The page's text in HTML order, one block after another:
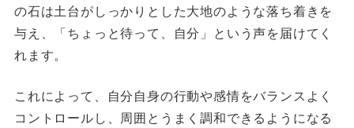
の石は土台がしっかりとした大地のような落ち着きを
与え、「ちょっと待って、自分」という声を届けてく
れます。
これによって、自分自身の行動や感情をバランスよく
コントロールし、周囲とうまく調和できるようになる